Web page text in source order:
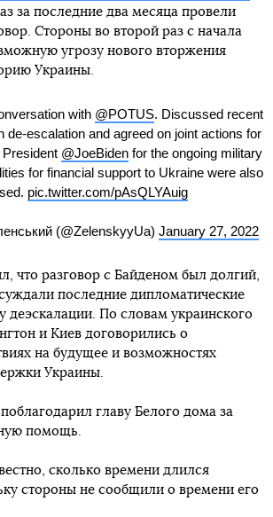
за последние два месяца провели
Стороны во второй раз с начала
угрозу нового вторжения
Украины.
with @POTUS. Discussed recent
de-escalation and agreed on joint actions for
@JoeBidenfor the ongoing military
for financial support to Ukraine were also
pic.twitter.com/pAsQLYAuig
(@ZelenskyyUa) January 27, 2022
что разговор с Байденом был долгий,
последние дипломатические
деэскалации. По словам украинского
и Киев договорились о
на будущее и возможностях
Украины.
главу Белого дома за
помощь.
сколько времени длился
стороны не сообщили о времени его